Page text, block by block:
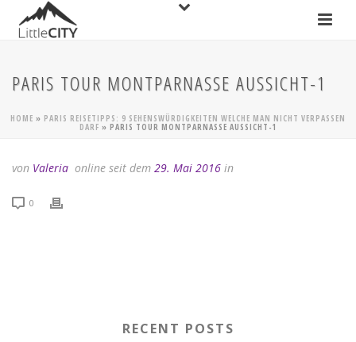
PARIS TOUR MONTPARNASSE AUSSICHT-1
HOME » PARIS REISETIPPS: 9 SEHENSWÜRDIGKEITEN WELCHE MAN NICHT VERPASSEN
DARF » PARIS TOUR MONTPARNASSE AUSSICHT-1
von Valeria online seit dem 29. Mai 2016 in
0
RECENT POSTS